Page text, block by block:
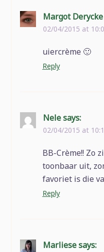
Margot Derycke
02/04/2015 at
uiercrème 🙂
Reply
Nele says:
02/04/2015 at
BB-Crème!! Zo
toonbaar uit,
favoriet is die
Reply
Marliese says: